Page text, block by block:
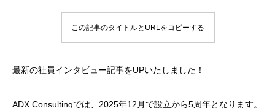
この記事のタイトルとURLをコピーする
最新の社員インタビュー記事をUPいたしました！
ADX Consultingでは、2025年12月で設立から5周年となります。